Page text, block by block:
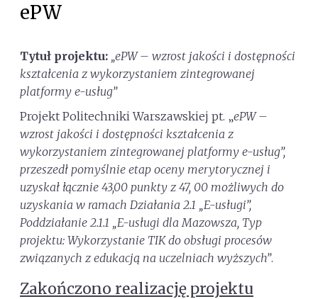
ePW
Tytuł projektu: „ePW – wzrost jakości i dostępności
kształcenia z wykorzystaniem zintegrowanej
platformy e-usług”
Projekt Politechniki Warszawskiej pt. „ePW –
wzrost jakości i dostępności kształcenia z
wykorzystaniem zintegrowanej platformy e-usług”,
przeszedł pomyślnie etap oceny merytorycznej i
uzyskał łącznie 43,00 punkty z 47, 00 możliwych do
uzyskania w ramach Działania 2.1 „E-usługi”,
Poddziałanie 2.1.1 „E-usługi dla Mazowsza, Typ
projektu: Wykorzystanie TIK do obsługi procesów
związanych z edukacją na uczelniach wyższych”.
Zakończono realizację projektu